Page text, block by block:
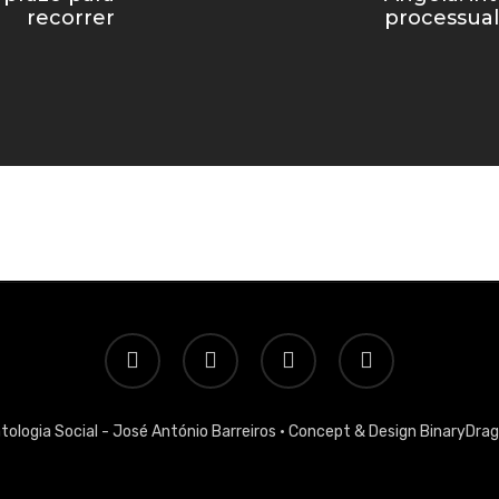
recorrer
twitter facebook linkedin email
Social - José António Barreiros · Concept & Design